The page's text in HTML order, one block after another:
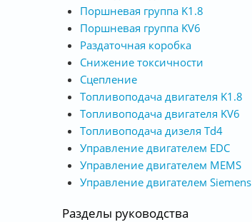
Поршневая группа K1.8
Поршневая группа KV6
Раздаточная коробка
Снижение токсичности
Сцепление
Топливоподача двигателя K1.8
Топливоподача двигателя KV6
Топливоподача дизеля Td4
Управление двигателем EDC
Управление двигателем MEMS
Управление двигателем Siemens
Разделы руководства